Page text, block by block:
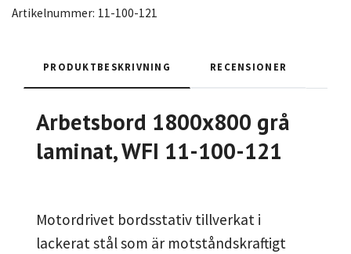
Artikelnummer: 11-100-121
PRODUKTBESKRIVNING RECENSIONER
Arbetsbord 1800x800 grå
laminat, WFI 11-100-121
Motordrivet bordsstativ tillverkat i
lackerat stål som är motståndskraftigt